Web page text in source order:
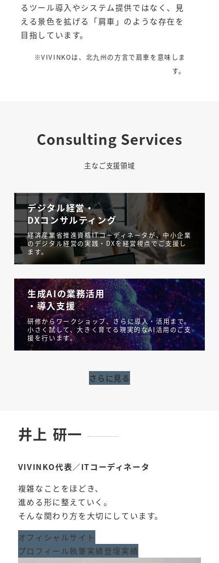
るツール導入やシステム提供ではなく、見
える景色を拡げる「肩車」のような存在を
目指しています。
※VIVINKOは、北九州の方言で肩車を意味しま
す。
Consulting Services
主なご支援領域
デジタル経営・
DXコンサルティング
経済産業省推進資格ITコーディネータが、中小企業
のデジタル経営の実践・DXを経営視点でご支援し
ます。
生成AIの業務活用
・導入支援
研修からワークショップ、さらに導入・活用まで。
小さく試して、大きく育てる現実的なAI活用のご支
援を行います。
さらに見る
井上 研一
VIVINKO代表／ITコーディネータ
複雑なことをほどき、
進める形に整えていく。
そんな関わり方を大切にしています。
オフィシャルサイト
プロフィール執筆実績登壇実績